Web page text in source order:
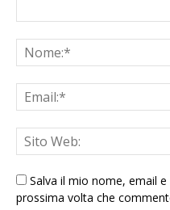
Salva il mio nome, email
prossima volta che